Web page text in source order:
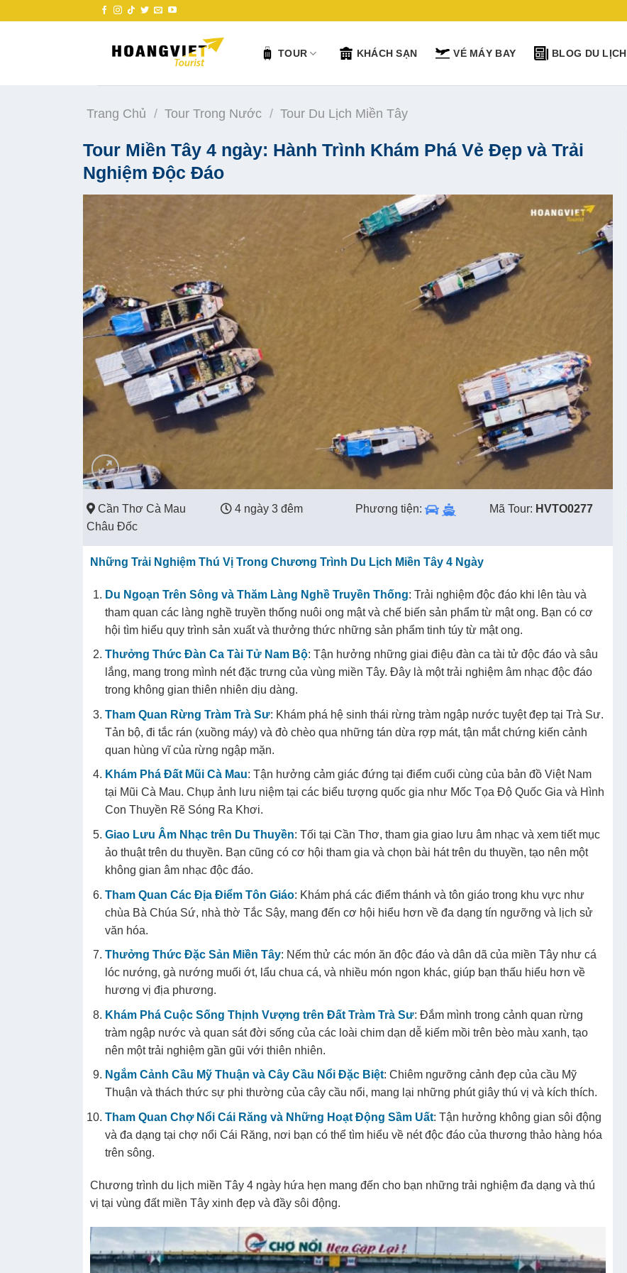
TOUR KHÁCH SẠN VÉ MÁY BAY BLOG DU LỊCH
Trang Chủ / Tour Trong Nước / Tour Du Lịch Miền Tây
Tour Miền Tây 4 ngày: Hành Trình Khám Phá Vẻ Đẹp và Trải
Nghiệm Độc Đáo
Cần Thơ Cà Mau
Châu Đốc
4 ngày 3 đêm Phương tiện: Mã Tour: HVTO0277
Những Trải Nghiệm Thú Vị Trong Chương Trình Du Lịch Miền Tây 4 Ngày
Du Ngoạn Trên Sông và Thăm Làng Nghề Truyền Thống: Trải nghiệm độc đáo khi lên tàu và
tham quan các làng nghề truyền thống nuôi ong mật và chế biến sản phẩm từ mật ong. Bạn có cơ
hội tìm hiểu quy trình sản xuất và thưởng thức những sản phẩm tinh túy từ mật ong.
Thưởng Thức Đàn Ca Tài Tử Nam Bộ: Tận hưởng những giai điệu đàn ca tài tử độc đáo và sâu
lắng, mang trong mình nét đặc trưng của vùng miền Tây. Đây là một trải nghiệm âm nhạc độc đáo
trong không gian thiên nhiên dịu dàng.
Tham Quan Rừng Tràm Trà Sư: Khám phá hệ sinh thái rừng tràm ngập nước tuyệt đẹp tại Trà Sư.
Tản bộ, đi tắc rán (xuồng máy) và đò chèo qua những tán dừa rợp mát, tận mắt chứng kiến cảnh
quan hùng vĩ của rừng ngập mặn.
Khám Phá Đất Mũi Cà Mau: Tận hưởng cảm giác đứng tại điểm cuối cùng của bản đồ Việt Nam
tại Mũi Cà Mau. Chụp ảnh lưu niệm tại các biểu tượng quốc gia như Mốc Tọa Độ Quốc Gia và Hình
Con Thuyền Rẽ Sóng Ra Khơi.
Giao Lưu Âm Nhạc trên Du Thuyền: Tối tại Cần Thơ, tham gia giao lưu âm nhạc và xem tiết mục
ảo thuật trên du thuyền. Bạn cũng có cơ hội tham gia và chọn bài hát trên du thuyền, tạo nên một
không gian âm nhạc độc đáo.
Tham Quan Các Địa Điểm Tôn Giáo: Khám phá các điểm thánh và tôn giáo trong khu vực như
chùa Bà Chúa Sứ, nhà thờ Tắc Sậy, mang đến cơ hội hiểu hơn về đa dạng tín ngưỡng và lịch sử
văn hóa.
Thưởng Thức Đặc Sản Miền Tây: Nếm thử các món ăn độc đáo và dân dã của miền Tây như cá
lóc nướng, gà nướng muối ớt, lẩu chua cá, và nhiều món ngon khác, giúp bạn thấu hiểu hơn về
hương vị địa phương.
Khám Phá Cuộc Sống Thịnh Vượng trên Đất Tràm Trà Sư: Đắm mình trong cảnh quan rừng
tràm ngập nước và quan sát đời sống của các loài chim dạn dễ kiếm mồi trên bèo màu xanh, tạo
nên một trải nghiệm gần gũi với thiên nhiên.
Ngắm Cảnh Cầu Mỹ Thuận và Cây Cầu Nổi Đặc Biệt: Chiêm ngưỡng cảnh đẹp của cầu Mỹ
Thuận và thách thức sự phi thường của cây cầu nổi, mang lại những phút giây thú vị và kích thích.
Tham Quan Chợ Nổi Cái Răng và Những Hoạt Động Sầm Uất: Tận hưởng không gian sôi động
và đa dạng tại chợ nổi Cái Răng, nơi bạn có thể tìm hiểu về nét độc đáo của thương thảo hàng hóa
trên sông.
Chương trình du lịch miền Tây 4 ngày hứa hẹn mang đến cho bạn những trải nghiệm đa dạng và thú
vị tại vùng đất miền Tây xinh đẹp và đầy sôi động.